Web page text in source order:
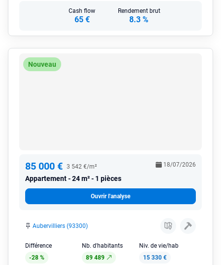
Cash flow
65 €
Rendement brut
8.3 %
Nouveau
85 000 € 3 542 €/m²
Appartement 24 m² - 1 pièces
18/07/2026
Ouvrir l'analyse
Aubervilliers (93300)
Différence
-28 %
Nb. d'habitants
89 489
Niv. de vie/hab
15 330 €